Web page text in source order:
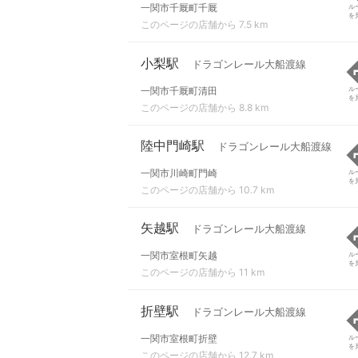
一関市千厩町千厩
このページの店舗から 7.5 km
ル
を
小梨駅 ドラゴンレール大船渡線
一関市千厩町清田
このページの店舗から 8.8 km
ル
を
陸中門崎駅 ドラゴンレール大船渡線
一関市川崎町門崎
このページの店舗から 10.7 km
ル
を
矢越駅 ドラゴンレール大船渡線
一関市室根町矢越
このページの店舗から 11 km
ル
を
折壁駅 ドラゴンレール大船渡線
一関市室根町折壁
このページの店舗から 12.7 km
ル
を